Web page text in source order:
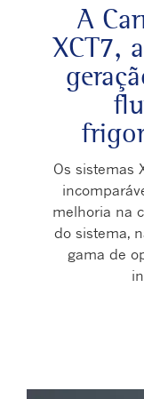
A
XCT7,
Os sistemas
melhoria na
do sistema,
gama de